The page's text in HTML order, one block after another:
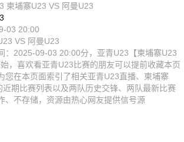
柬埔寨U23 VS 阿曼U23
03 20:00
VS 阿曼U23
：2025-09-03 20:00分，亚青U23【柬埔寨U23
，喜欢看亚青U23比赛的朋友可以提前收藏本页
您在本页面索引了相关亚青U23直播、柬埔寨
期比赛列表以及两队历史交锋、两队最新比赛
、不存储，资源由热心网友提供信号源